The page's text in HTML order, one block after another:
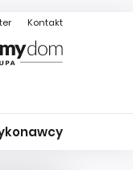
Kontakt